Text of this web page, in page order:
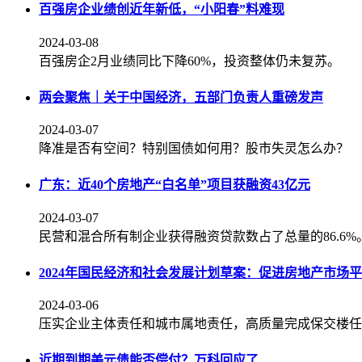
百强房企业绩创近年新低，“小阳春”料难现
2024-03-08
百强房企2月业绩同比下降60%，投资整体仍未复苏。
两会聚焦｜关于中国经济，五部门负责人重磅发声
2024-03-07
降准是否有空间？特别国债如何用？股市失灵怎么办？
广东：近40个房地产“白名单”项目获融资43亿元
2024-03-07
民营和混合所有制企业获得融资贷款数占了总量的86.6%。
2024年国民经济和社会发展计划草案：促进房地产市场
2024-03-06
压实企业主体责任和城市属地责任，高质量完成保交楼任